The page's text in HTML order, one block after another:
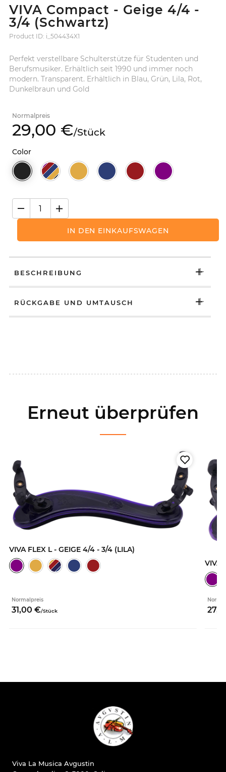
VIVA Compact - Geige 4/4 -
3/4 (Schwartz)
Product ID: i_504434X1
Perfekt verstellbare Schulterstütze für Studenten und
Berufsmusiker. Erhältlich seit 1990 und immer noch
modern. Transparent. Erhältlich in Blau, Grün, Lila, Rot,
Dunkelbraun und Gold
Normalpreis
29,00 €/Stück
Color
IN DEN EINKAUFSWAGEN
BESCHREIBUNG
RÜCKGABE UND UMTAUSCH
Erneut überprüfen
VIVA FLEX L - GEIGE 4/4 - 3/4 (LILA)
Normalpreis
31,00 €/Stück
VIVA
27,
Viva La Musica Avgustin